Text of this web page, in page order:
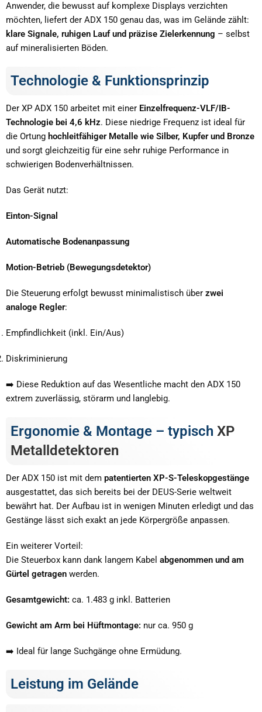
Anwender, die bewusst auf komplexe Displays verzichten
möchten, liefert der ADX 150 genau das, was im Gelände zählt:
klare Signale, ruhigen Lauf und präzise Zielerkennung – selbst
auf mineralisierten Böden.
Technologie & Funktionsprinzip
Der XP ADX 150 arbeitet mit einer Einzelfrequenz-VLF/IB-
Technologie bei 4,6 kHz. Diese niedrige Frequenz ist ideal für
die Ortung hochleitfähiger Metalle wie Silber, Kupfer und Bronze
und sorgt gleichzeitig für eine sehr ruhige Performance in
schwierigen Bodenverhältnissen.
Das Gerät nutzt:
Einton-Signal
Automatische Bodenanpassung
Motion-Betrieb (Bewegungsdetektor)
Die Steuerung erfolgt bewusst minimalistisch über zwei
analoge Regler:
Empfindlichkeit (inkl. Ein/Aus)
Diskriminierung
➡️ Diese Reduktion auf das Wesentliche macht den ADX 150
extrem zuverlässig, störarm und langlebig.
Ergonomie & Montage – typisch XP
Metalldetektoren
Der ADX 150 ist mit dem patentierten XP-S-Teleskopgestänge
ausgestattet, das sich bereits bei der DEUS-Serie weltweit
bewährt hat. Der Aufbau ist in wenigen Minuten erledigt und das
Gestänge lässt sich exakt an jede Körpergröße anpassen.
Ein weiterer Vorteil:
Die Steuerbox kann dank langem Kabel abgenommen und am
Gürtel getragen werden.
Gesamtgewicht: ca. 1.483 g inkl. Batterien
Gewicht am Arm bei Hüftmontage: nur ca. 950 g
➡️ Ideal für lange Suchgänge ohne Ermüdung.
Leistung im Gelände